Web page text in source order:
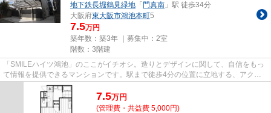
地下鉄長堀鶴見緑地 「 門真南 」駅 徒歩34分
大阪府東大阪市鴻池本町5
7.5万円
築年数：築3年 ｜募集中： 2室
階数：3階建
「SMILEハイツ鴻池」のここがイチオシ。造りとデザインに関して、自信をもっ
て情報を提供できるマンションです。駅まで徒歩4分の位置に立地する、アクセ
ス良好な物件です。まだまだ新...
7.5万円
(管理費・共益費 5,000円)